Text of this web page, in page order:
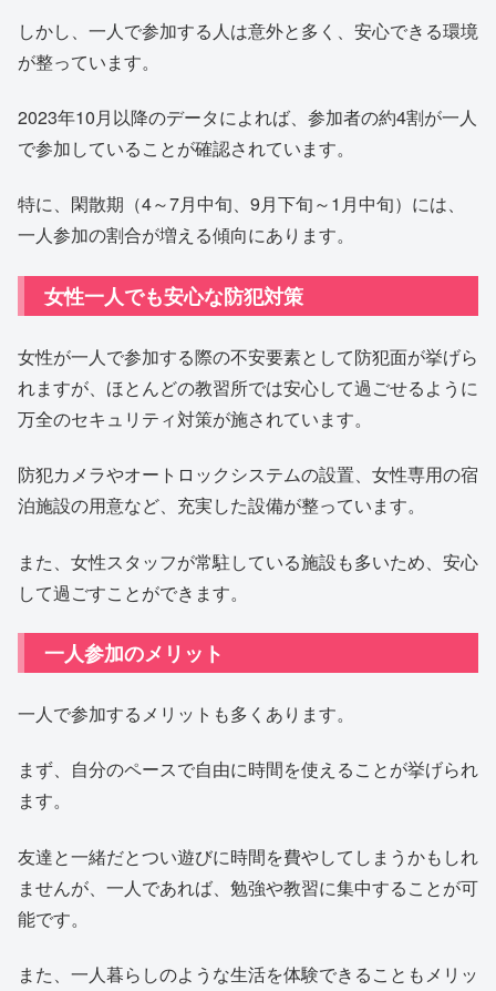
しかし、一人で参加する人は意外と多く、安心できる環境
が整っています。
2023年10月以降のデータによれば、参加者の約4割が一人
で参加していることが確認されています。
特に、閑散期（4～7月中旬、9月下旬～1月中旬）には、
一人参加の割合が増える傾向にあります。
女性一人でも安心な防犯対策
女性が一人で参加する際の不安要素として防犯面が挙げら
れますが、ほとんどの教習所では安心して過ごせるように
万全のセキュリティ対策が施されています。
防犯カメラやオートロックシステムの設置、女性専用の宿
泊施設の用意など、充実した設備が整っています。
また、女性スタッフが常駐している施設も多いため、安心
して過ごすことができます。
一人参加のメリット
一人で参加するメリットも多くあります。
まず、自分のペースで自由に時間を使えることが挙げられ
ます。
友達と一緒だとつい遊びに時間を費やしてしまうかもしれ
ませんが、一人であれば、勉強や教習に集中することが可
能です。
また、一人暮らしのような生活を体験できることもメリッ